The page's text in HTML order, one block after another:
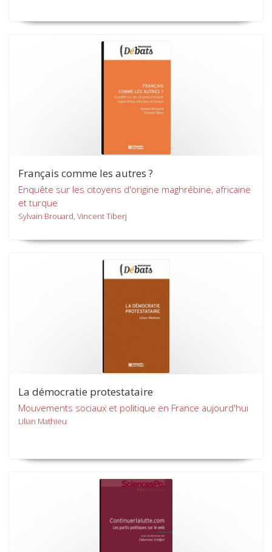
Français comme les autres ?
Enquête sur les citoyens d'origine maghrébine, africaine
et turque
Sylvain Brouard, Vincent Tiberj
La démocratie protestataire
Mouvements sociaux et politique en France aujourd'hui
Lilian Mathieu